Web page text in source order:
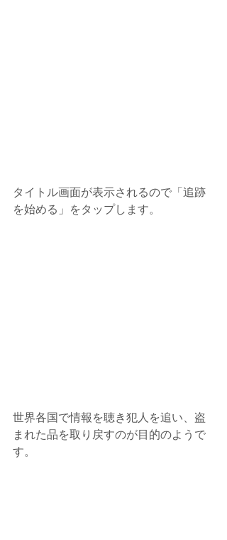
タイトル画面が表示されるので「追跡
を始める」をタップします。
世界各国で情報を聴き犯人を追い、盗
まれた品を取り戻すのが目的のようで
す。